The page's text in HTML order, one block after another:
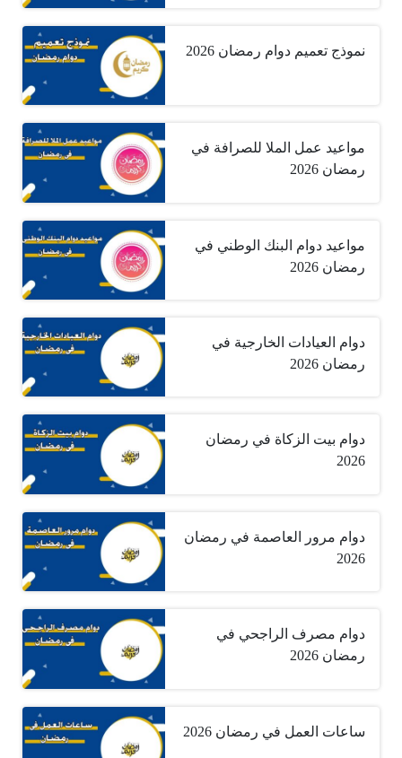
نموذج تعميم دوام رمضان 2026
مواعيد عمل الملا للصرافة في
رمضان 2026
مواعيد دوام البنك الوطني في
رمضان 2026
دوام العيادات الخارجية في
رمضان 2026
دوام بيت الزكاة في رمضان
2026
دوام مرور العاصمة في رمضان
2026
دوام مصرف الراجحي في
رمضان 2026
ساعات العمل في رمضان 2026